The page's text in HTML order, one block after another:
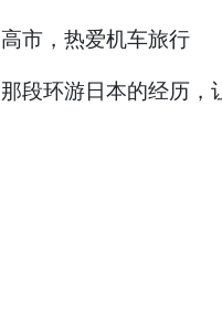
，热爱机车旅行
环游日本的经历，让